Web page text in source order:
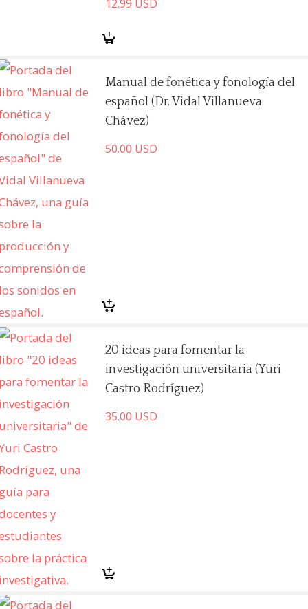
12.99 USD
Manual de fonética y fonología del
español (Dr. Vidal Villanueva
Chávez)
50.00 USD
20 ideas para fomentar la
investigación universitaria (Yuri
Castro Rodríguez)
35.00 USD